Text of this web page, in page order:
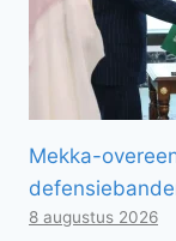
Mekka-
8 augustus 2026